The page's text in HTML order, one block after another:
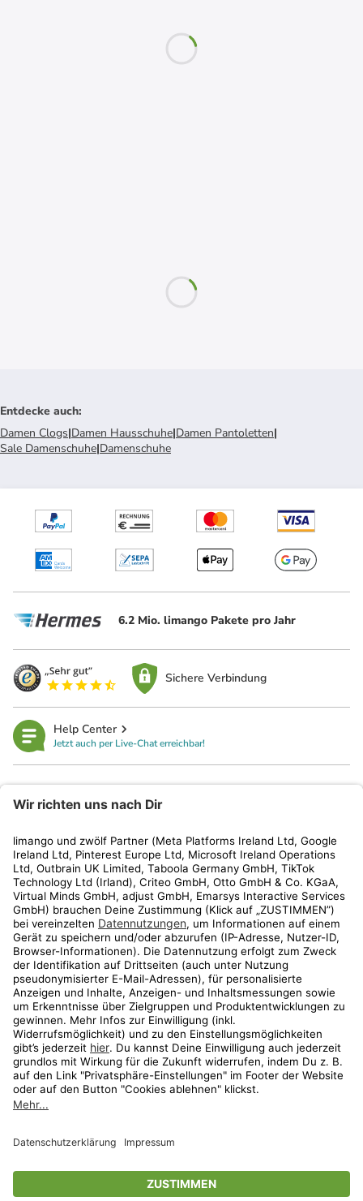
Entdecke auch:
Damen Clogs|Damen Hausschuhe|Damen Pantoletten|
Sale Damenschuhe|Damenschuhe
6.2 Mio. limango Pakete pro Jahr
Sichere Verbindung
Help Center
Jetzt auch per Live-Chat erreichbar!
Kundenservice
Shop
Aktionen
Travel